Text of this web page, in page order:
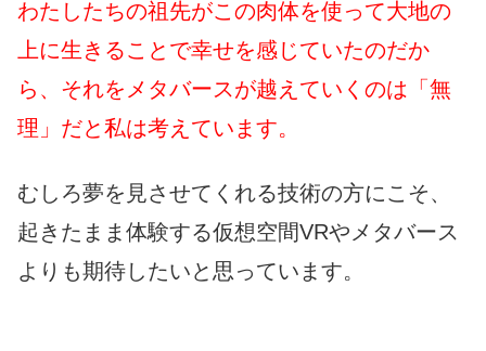
わたしたちの祖先がこの肉体を使って大地の
上に生きることで幸せを感じていたのだか
ら、それをメタバースが越えていくのは「無
理」だと私は考えています。
むしろ夢を見させてくれる技術の方にこそ、
起きたまま体験する仮想空間VRやメタバース
よりも期待したいと思っています。